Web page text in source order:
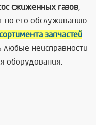
сжиженных газов,
по его обслуживанию
запчастей
любые неисправности
оборудования.